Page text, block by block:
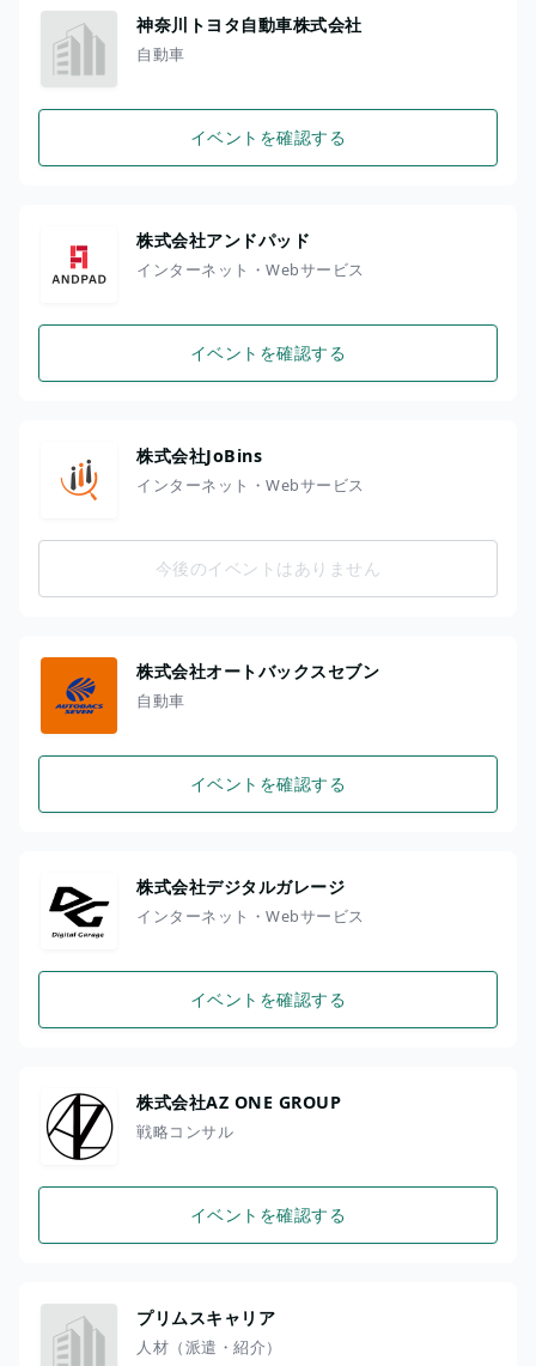
神奈川トヨタ自動車株式会社
自動車
イベントを確認する
株式会社アンドパッド
インターネット・Webサービス
イベントを確認する
株式会社JoBins
インターネット・Webサービス
今後のイベントはありません
株式会社オートバックスセブン
自動車
イベントを確認する
株式会社デジタルガレージ
インターネット・Webサービス
イベントを確認する
株式会社AZ ONE GROUP
戦略コンサル
イベントを確認する
プリムスキャリア
人材（派遣・紹介）